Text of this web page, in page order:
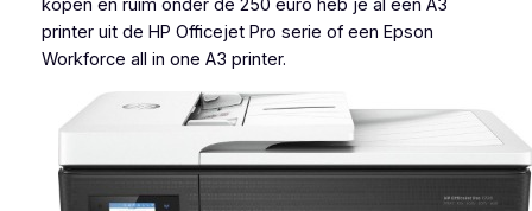
kopen en ruim onder de 250 euro heb je al een A3
printer uit de HP Officejet Pro serie of een Epson
Workforce all in one A3 printer.